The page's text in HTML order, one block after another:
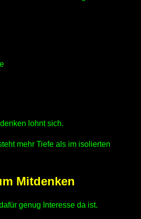
lohnt sich.
mehr Tiefe als im isolierten
Mitdenken
genug Interesse da ist.